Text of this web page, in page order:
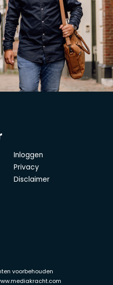
Inloggen
Privacy
Disclaimer
voorbehouden